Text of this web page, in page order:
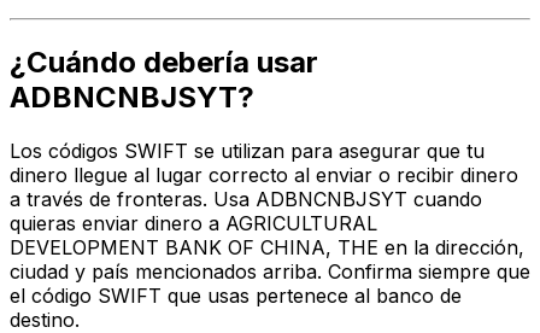
¿Cuándo debería usar
ADBNCNBJSYT?
Los códigos SWIFT se utilizan para asegurar que tu
dinero llegue al lugar correcto al enviar o recibir dinero
a través de fronteras. Usa ADBNCNBJSYT cuando
quieras enviar dinero a AGRICULTURAL
DEVELOPMENT BANK OF CHINA, THE en la dirección,
ciudad y país mencionados arriba. Confirma siempre que
el código SWIFT que usas pertenece al banco de
destino.